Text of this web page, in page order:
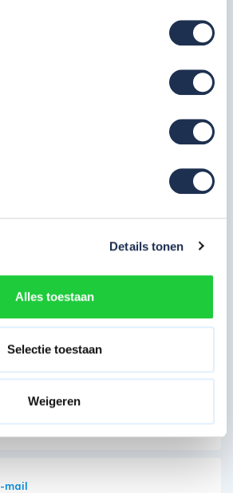
Details tonen
Alles toestaan
Selectie toestaan
Weigeren
certificering en
085 - 06 56 19 2
een offerte aan
mail